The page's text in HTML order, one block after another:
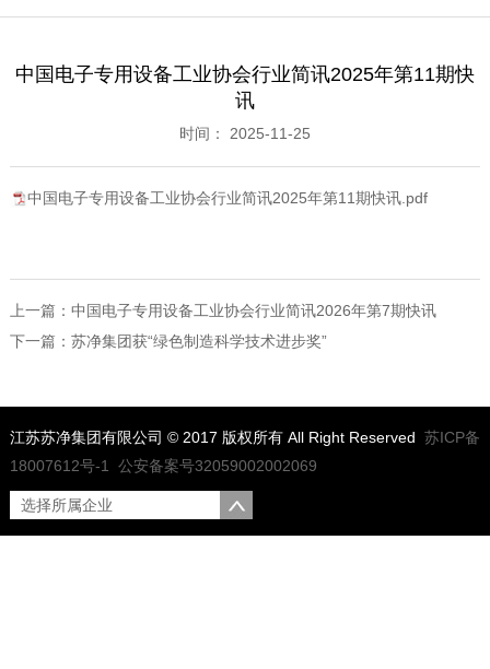
中国电子专用设备工业协会行业简讯2025年第11期快
讯
时间： 2025-11-25
中国电子专用设备工业协会行业简讯2025年第11期快讯.pdf
上一篇：中国电子专用设备工业协会行业简讯2026年第7期快讯
下一篇：苏净集团获“绿色制造科学技术进步奖”
江苏苏净集团有限公司 © 2017 版权所有 All Right Reserved 苏ICP备
18007612号-1 公安备案号32059002002069
选择所属企业